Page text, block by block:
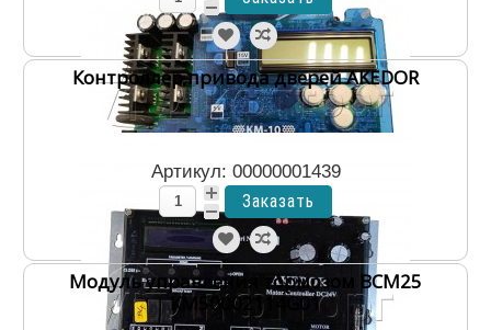
Контроллер привода дверей AKEDOR
Артикул: 00000001439
Модуль управления тормозом BCM25
KM50002114G01